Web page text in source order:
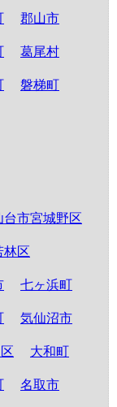
郡山市
葛尾村
磐梯町
台市宮城野区
林区
七ヶ浜町
気仙沼市
大和町
名取市